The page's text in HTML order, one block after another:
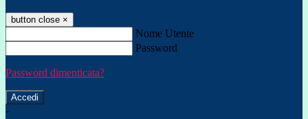
button close ×
Nome Utente
Password
Password dimenticata?
-